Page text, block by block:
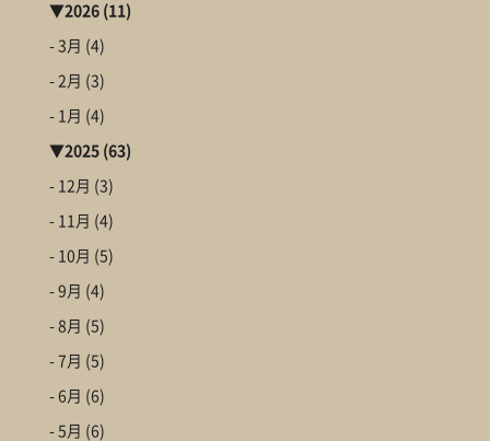
▼2026(11)
- 3月 (4)
- 2月 (3)
- 1月 (4)
▼2025(63)
- 12月 (3)
- 11月 (4)
- 10月 (5)
- 9月 (4)
- 8月 (5)
- 7月 (5)
- 6月 (6)
- 5月 (6)